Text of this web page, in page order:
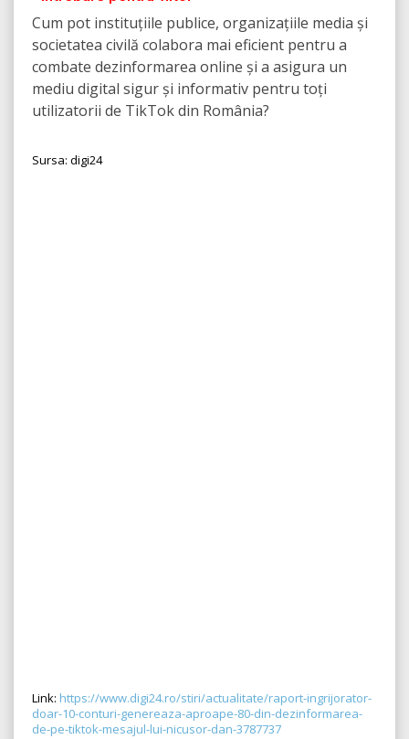
Cum pot instituțiile publice, organizațiile media și
societatea civilă colabora mai eficient pentru a
combate dezinformarea online și a asigura un
mediu digital sigur și informativ pentru toți
utilizatorii de TikTok din România?
Sursa: digi24
Link: https://www.digi24.ro/stiri/actualitate/raport-ingrijorator-
doar-10-conturi-genereaza-aproape-80-din-dezinformarea-
de-pe-tiktok-mesajul-lui-nicusor-dan-3787737